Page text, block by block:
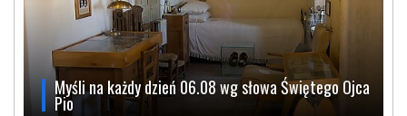
Myśli na każdy dzień 06.08 wg słowa Świętego Ojca
Pio